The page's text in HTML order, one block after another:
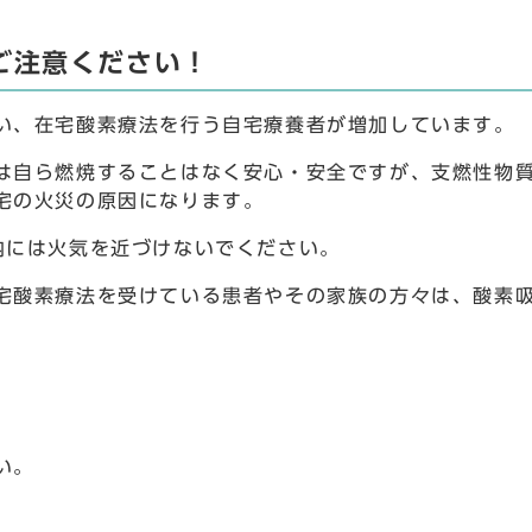
意ください！
在宅酸素療法を行う自宅療養者が増加しています。
ら燃焼することはなく安心・安全ですが、支燃性物
火災の原因になります。
は火気を近づけないでください。
素療法を受けている患者やその家族の方々は、酸素
。